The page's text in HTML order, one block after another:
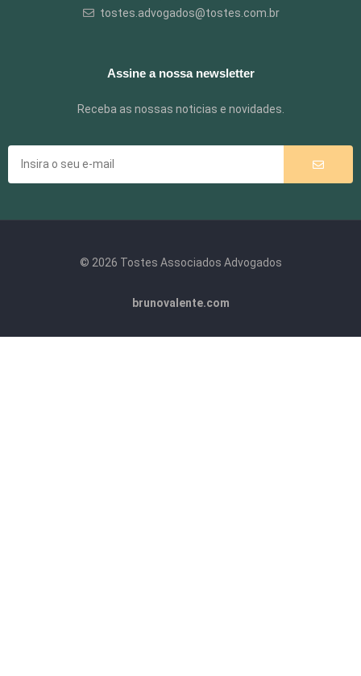
tostes.advogados@tostes.com.br
Assine a nossa newsletter
Receba as nossas noticias e novidades.
© 2026 Tostes Associados Advogados
brunovalente.com